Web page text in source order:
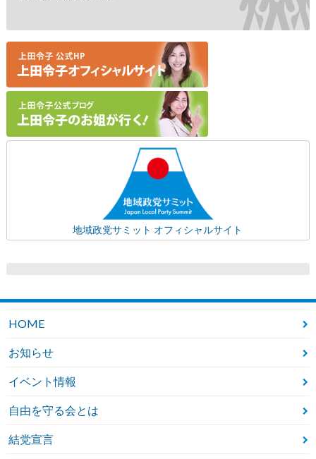
地域政党サミット オフィシャルサイト
HOME
お知らせ
イベント情報
自由を守る会とは
結党宣言